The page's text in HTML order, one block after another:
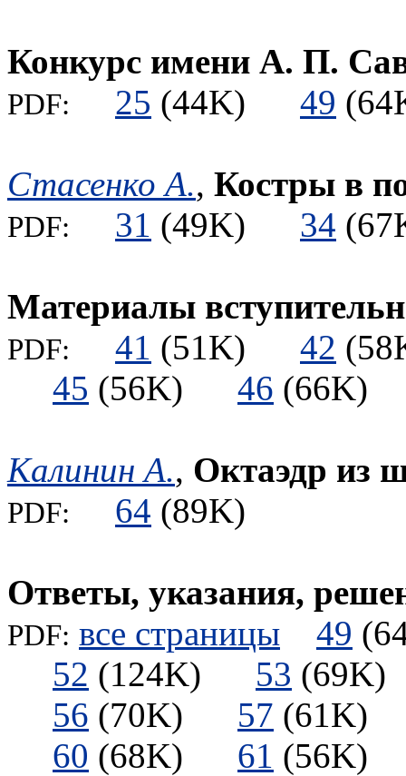
Конкурс имени А. П.
PDF: 25 (44K) 49
Стасенко А., Костры в
PDF: 31 (49K) 34
Материалы
PDF: 41 (51K) 42
45 (56K) 46
Калинин А., Октаэдр из
PDF: 64 (89K)
Ответы, указания,
PDF: все страницы 49
52 (124K) 53
56 (70K) 57
60 (68K) 61